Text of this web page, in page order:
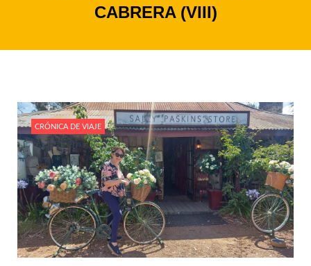
CABRERA (VIII)
CRÓNICA DE VIAJE